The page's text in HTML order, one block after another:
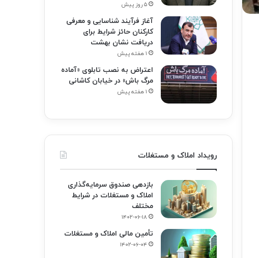
۵ روز پیش
آغاز فرآیند شناسایی و معرفی
کارکنان حائز شرایط برای
دریافت نشان بهشت
۱ هفته پیش
اعتراض به نصب تابلوی «آماده
مرگ باش» در خیابان کاشانی
۱ هفته پیش
رویداد املاک و مستغلات
بازدهی صندوق سرمایه‌گذاری
املاک و مستغلات در شرایط
مختلف
۱۴۰۲-۰۶-۱۸
تأمین مالی املاک و مستغلات
۱۴۰۲-۰۶-۰۴